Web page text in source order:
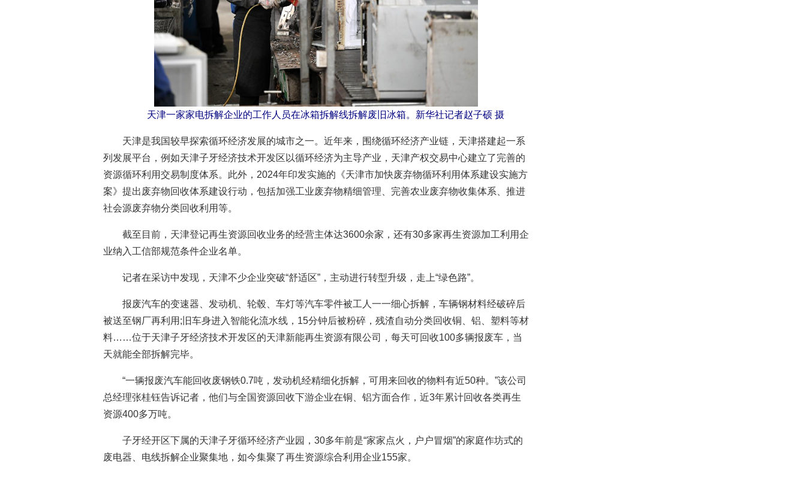
天津一家家电拆解企业的工作人员在冰箱拆解线拆解废旧冰箱。新华社记者赵子硕 摄
天津是我国较早探索循环经济发展的城市之一。近年来，围绕循环经济产业链，天津搭建起一系
列发展平台，例如天津子牙经济技术开发区以循环经济为主导产业，天津产权交易中心建立了完善的
资源循环利用交易制度体系。此外，2024年印发实施的《天津市加快废弃物循环利用体系建设实施方
案》提出废弃物回收体系建设行动，包括加强工业废弃物精细管理、完善农业废弃物收集体系、推进
社会源废弃物分类回收利用等。
截至目前，天津登记再生资源回收业务的经营主体达3600余家，还有30多家再生资源加工利用企
业纳入工信部规范条件企业名单。
记者在采访中发现，天津不少企业突破“舒适区”，主动进行转型升级，走上“绿色路”。
报废汽车的变速器、发动机、轮毂、车灯等汽车零件被工人一一细心拆解，车辆钢材料经破碎后
被送至钢厂再利用;旧车身进入智能化流水线，15分钟后被粉碎，残渣自动分类回收铜、铝、塑料等材
料……位于天津子牙经济技术开发区的天津新能再生资源有限公司，每天可回收100多辆报废车，当
天就能全部拆解完毕。
“一辆报废汽车能回收废钢铁0.7吨，发动机经精细化拆解，可用来回收的物料有近50种。”该公司
总经理张桂钰告诉记者，他们与全国资源回收下游企业在铜、铝方面合作，近3年累计回收各类再生
资源400多万吨。
子牙经开区下属的天津子牙循环经济产业园，30多年前是“家家点火，户户冒烟”的家庭作坊式的
废电器、电线拆解企业聚集地，如今集聚了再生资源综合利用企业155家。